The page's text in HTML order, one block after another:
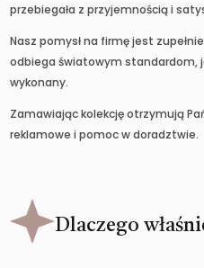
przebiegała z przyjemnością i
Nasz pomysł na firmę jest
odbiega światowym standardom,
wykonany.
Zamawiając kolekcję otrzymują
reklamowe i pomoc w doradztwie.
Dlaczego